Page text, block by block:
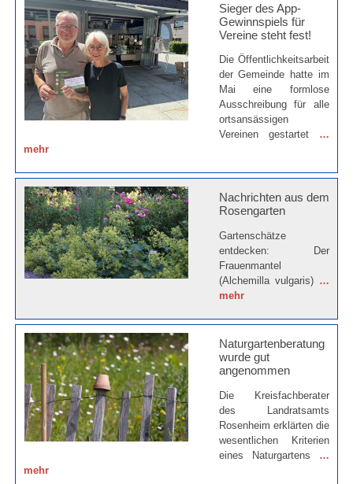
Sieger des App-
Gewinnspiels für
Vereine steht fest!
Die Öffentlichkeitsarbeit
der Gemeinde hatte im
Mai eine formlose
Ausschreibung für alle
ortsansässigen
Vereinen gestartet …
mehr
Nachrichten aus dem
Rosengarten
Gartenschätze
entdecken: Der
Frauenmantel
(Alchemilla vulgaris) …
mehr
Naturgartenberatung
wurde gut
angenommen
Die Kreisfachberater
des Landratsamts
Rosenheim erklärten die
wesentlichen Kriterien
eines Naturgartens …
mehr